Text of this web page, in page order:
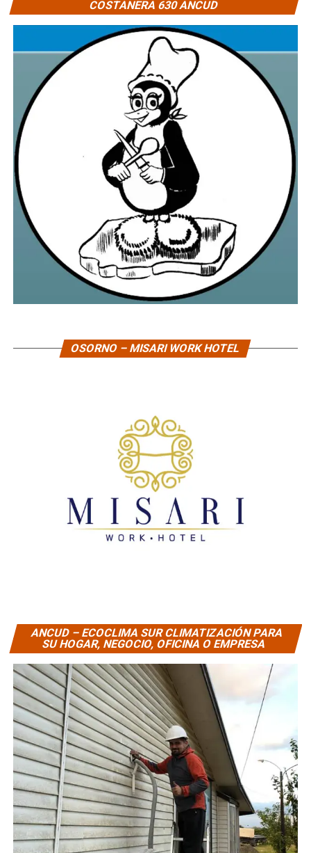
COSTANERA 630 ANCUD
OSORNO – MISARI WORK HOTEL
ANCUD – ECOCLIMA SUR CLIMATIZACIÓN PARA
SU HOGAR, NEGOCIO, OFICINA O EMPRESA